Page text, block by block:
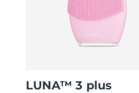
LUNA™ 3 plus